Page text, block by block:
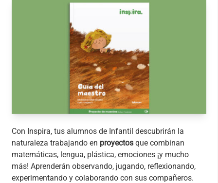
Con Inspira, tus alumnos de Infantil descubrirán la
naturaleza trabajando en proyectos que combinan
matemáticas, lengua, plástica, emociones ¡y mucho
más! Aprenderán observando, jugando, reflexionando,
experimentando y colaborando con sus compañeros.